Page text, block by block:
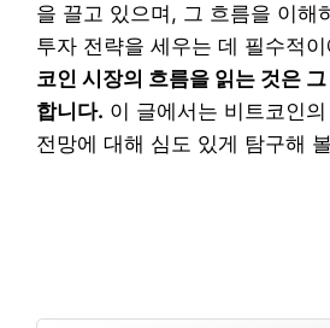
을 끌고 있으며, 그 흐름을 이해
투자 전략을 세우는 데 필수적
코인 시장의 흐름을 읽는 것은
합니다. 이 글에서는 비트코인
전망에 대해 심도 있게 탐구해